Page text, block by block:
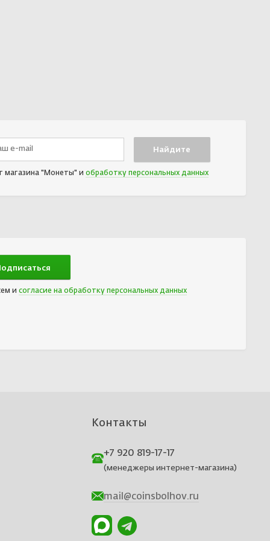
магазина "Монеты" и обработку персональных данных
и согласие на обработку персональных данных
Контакты
+7 920 819-17-17
(менеджеры интернет-магазина)
mail@coinsbolhov.ru